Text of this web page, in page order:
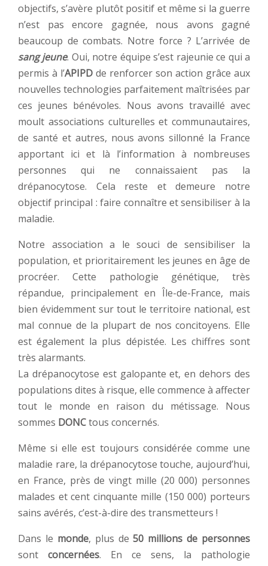
objectifs, s’avère plutôt positif et même si la guerre
n’est pas encore gagnée, nous avons gagné
beaucoup de combats. Notre force ? L’arrivée de
sang jeune. Oui, notre équipe s’est rajeunie ce qui a
permis à l’APIPD de renforcer son action grâce aux
nouvelles technologies parfaitement maîtrisées par
ces jeunes bénévoles. Nous avons travaillé avec
moult associations culturelles et communautaires,
de santé et autres, nous avons sillonné la France
apportant ici et là l’information à nombreuses
personnes qui ne connaissaient pas la
drépanocytose. Cela reste et demeure notre
objectif principal : faire connaître et sensibiliser à la
maladie.
Notre association a le souci de sensibiliser la
population, et prioritairement les jeunes en âge de
procréer. Cette pathologie génétique, très
répandue, principalement en Île-de-France, mais
bien évidemment sur tout le territoire national, est
mal connue de la plupart de nos concitoyens. Elle
est également la plus dépistée. Les chiffres sont
très alarmants.
La drépanocytose est galopante et, en dehors des
populations dites à risque, elle commence à affecter
tout le monde en raison du métissage. Nous
sommes DONCtous concernés.
Même si elle est toujours considérée comme une
maladie rare, la drépanocytose touche, aujourd’hui,
en France, près de vingt mille (20 000) personnes
malades et cent cinquante mille (150 000) porteurs
sains avérés, c’est-à-dire des transmetteurs !
Dans le monde, plus de50 millions de personnes
sont concernées. En ce sens, la pathologie